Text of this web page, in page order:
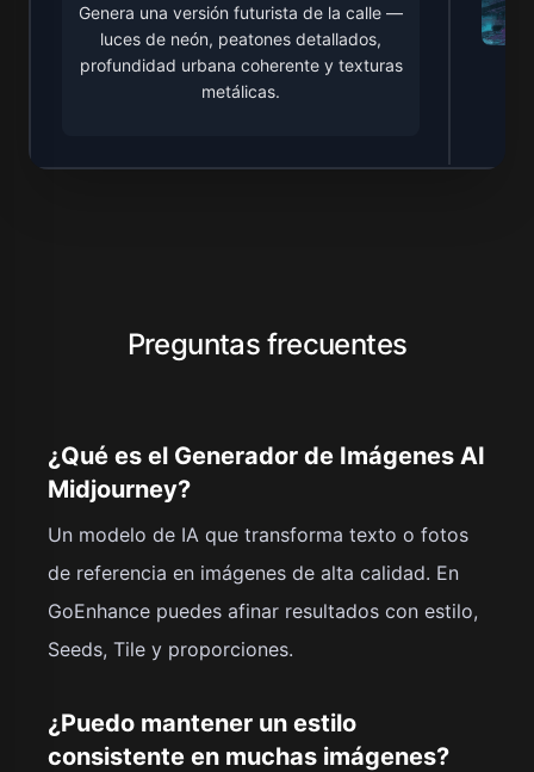
Genera una versión futurista de la calle —
luces de neón, peatones detallados,
profundidad urbana coherente y texturas
metálicas.
Preguntas frecuentes
¿Qué es el Generador de Imágenes AI
Midjourney?
Un modelo de IA que transforma texto o fotos
de referencia en imágenes de alta calidad. En
GoEnhance puedes afinar resultados con estilo,
Seeds, Tile y proporciones.
¿Puedo mantener un estilo
consistente en muchas imágenes?